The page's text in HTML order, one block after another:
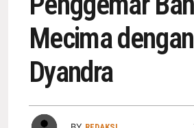
Mecima dengan
Dyandra